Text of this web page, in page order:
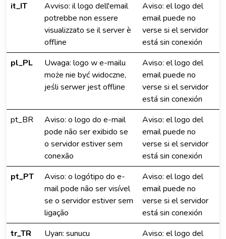
it_IT
Avviso: il logo dell'email
potrebbe non essere
visualizzato se il server è
offline
Aviso: el logo del
email puede no
verse si el servidor
está sin conexión
pl_PL
Uwaga: logo w e-mailu
może nie być widoczne,
jeśli serwer jest offline
Aviso: el logo del
email puede no
verse si el servidor
está sin conexión
pt_BR
Aviso: o logo do e-mail
pode não ser exibido se
o servidor estiver sem
conexão
Aviso: el logo del
email puede no
verse si el servidor
está sin conexión
pt_PT
Aviso: o logótipo do e-
mail pode não ser visível
se o servidor estiver sem
ligação
Aviso: el logo del
email puede no
verse si el servidor
está sin conexión
tr_TR
Uyarı: sunucu
Aviso: el logo del